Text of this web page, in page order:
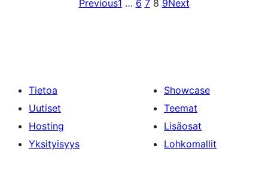
Previous1 … 6 7 8 9Next
Tietoa
Uutiset
Hosting
Yksityisyys
Showcase
Teemat
Lisäosat
Lohkomallit